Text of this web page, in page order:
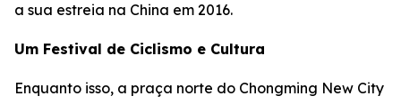
a sua estreia na China em 2016.
Um Festival de Ciclismo e Cultura
Enquanto isso, a praça norte do Chongming New City